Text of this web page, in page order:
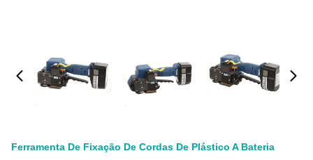
Ferramenta De Fixação De Cordas De Plástico A Bateria